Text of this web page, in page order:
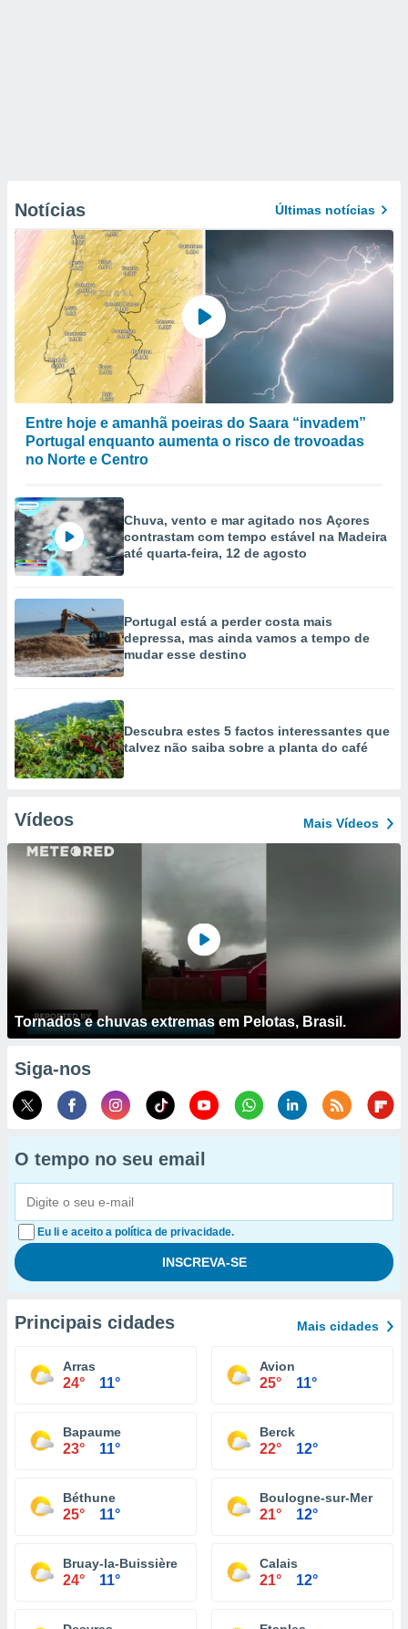
Notícias Últimas notícias
Entre hoje e amanhã poeiras do Saara “invadem”
Portugal enquanto aumenta o risco de trovoadas
no Norte e Centro
Chuva, vento e mar agitado nos Açores
contrastam com tempo estável na Madeira
até quarta-feira, 12 de agosto
Portugal está a perder costa mais
depressa, mas ainda vamos a tempo de
mudar esse destino
Descubra estes 5 factos interessantes que
talvez não saiba sobre a planta do café
Vídeos Mais Vídeos
Tornados e chuvas extremas em Pelotas, Brasil.
Siga-nos
O tempo no seu email
Eu li e aceito a política de privacidade.
Principais cidades Mais cidades
Arras
24° 11°
Avion
25° 11°
Bapaume
23° 11°
Berck
22° 12°
Béthune
25° 11°
Boulogne-sur-Mer
21° 12°
Bruay-la-Buissière
24° 11°
Calais
21° 12°